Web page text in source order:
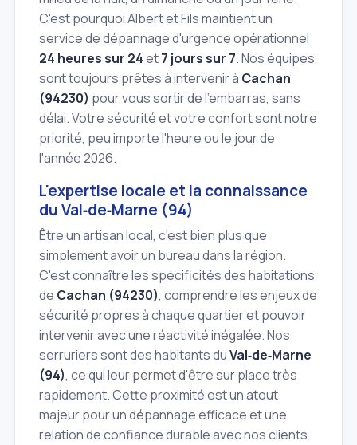
C'est pourquoi Albert et Fils maintient un
service de dépannage d'urgence opérationnel
24 heures sur 24et7 jours sur 7. Nos équipes
sont toujours prêtes à intervenir à Cachan
(94230) pour vous sortir de l'embarras, sans
délai. Votre sécurité et votre confort sont notre
priorité, peu importe l'heure ou le jour de
l'année 2026.
L'expertise locale et la connaissance
du Val‑de‑Marne (94)
Être un artisan local, c'est bien plus que
simplement avoir un bureau dans la région.
C'est connaître les spécificités des habitations
de Cachan (94230), comprendre les enjeux de
sécurité propres à chaque quartier et pouvoir
intervenir avec une réactivité inégalée. Nos
serruriers sont des habitants duVal‑de‑Marne
(94), ce qui leur permet d'être sur place très
rapidement. Cette proximité est un atout
majeur pour un dépannage efficace et une
relation de confiance durable avec nos clients.